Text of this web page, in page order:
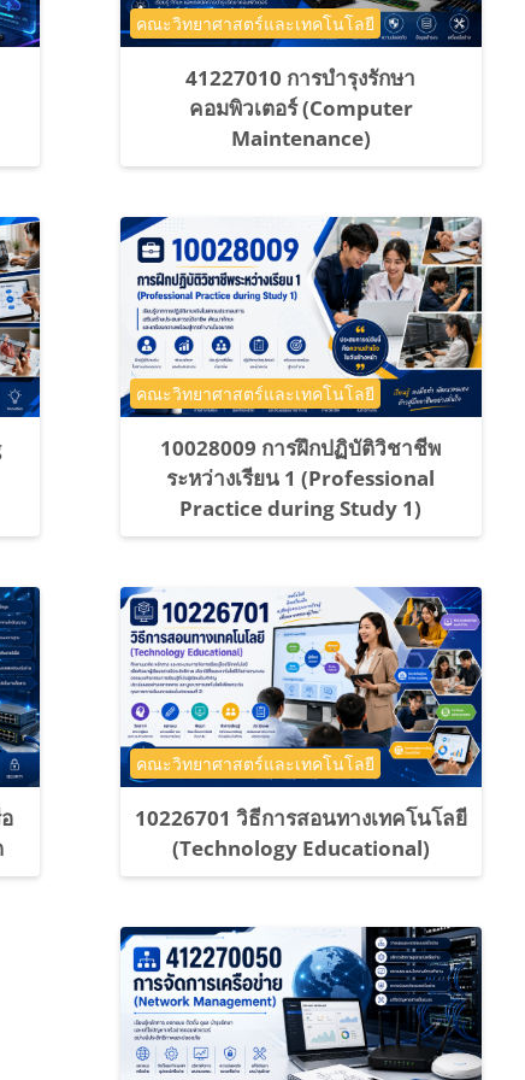
41227010 การบำรุงรักษา
คอมพิวเตอร์ (Computer
Maintenance)
ประเภทของรายวิชา
คณะวิทยาศาสตร์และเทคโนโลยี
10028009 การฝึกปฏิบัติวิชาชีพ
ระหว่างเรียน 1 (Professional
Practice during Study 1)
ประเภทของรายวิชา
คณะวิทยาศาสตร์และเทคโนโลยี
10226701 วิธีการสอนทางเทคโนโลยี
(Technology Educational)
ประเภทของรายวิชา
คณะวิทยาศาสตร์และเทคโนโลยี